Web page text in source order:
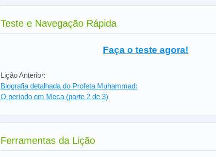
Teste e Navegação Rápida
Faça o teste agora!
Lição Anterior:
Biografia detalhada do Profeta Muhammad:
O período em Meca (parte 2 de 3)
Ferramentas da Lição